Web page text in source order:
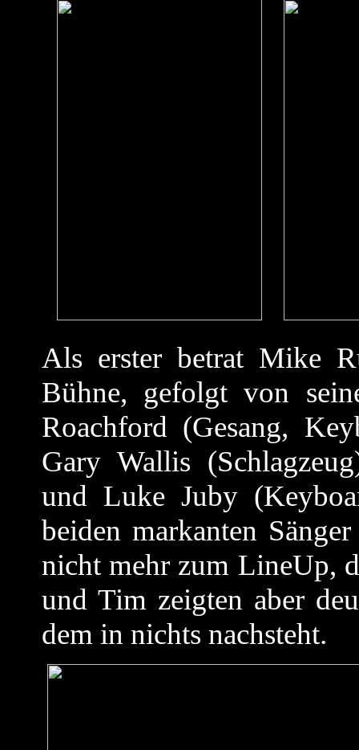
Als erster betrat Mike
Bühne, gefolgt von
Roachford (Gesang,
Gary Wallis
und Luke Juby
beiden markanten
nicht mehr zum LineUp,
und Tim zeigten aber
dem in nichts nachsteht.